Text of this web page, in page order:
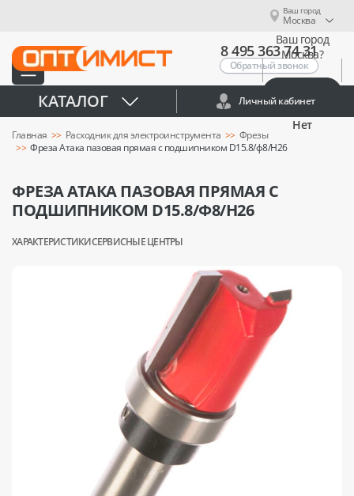
Ваш город
Москва
Ваш город
Москва?
Нет
8 495 363 74 31
Обратный звонок
КАТАЛОГ Личный кабинет
Главная Расходник для электроинструмента
Фрезы
Фреза Атака пазовая прямая с подшипником D15.8/ф8/H26
ФРЕЗА АТАКА ПАЗОВАЯ ПРЯМАЯ С
ПОДШИПНИКОМ D15.8/Ф8/H26
ХАРАКТЕРИСТИКИСЕРВИСНЫЕ ЦЕНТРЫ